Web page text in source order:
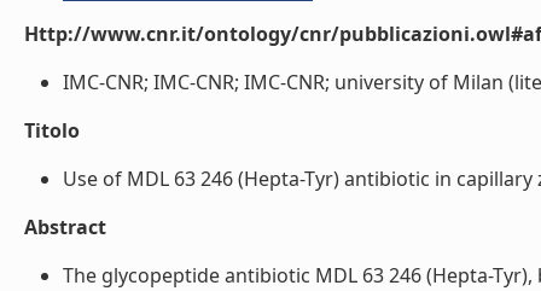
Http://www.cnr.it/ontology/cnr/
IMC-CNR; IMC-CNR; IMC-CNR; university of Milan
Titolo
Use of MDL 63 246 (Hepta-Tyr) antibiotic in
Abstract
The glycopeptide antibiotic MDL 63 246 (Hepta-